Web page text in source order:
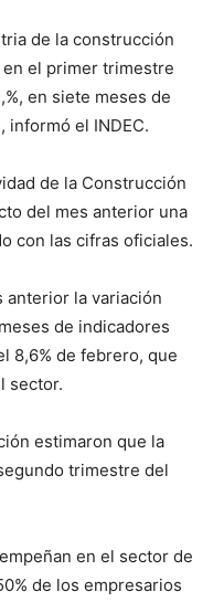
de la construcción
en el primer trimestre
en siete meses de
informó el INDEC.
de la Construcción
del mes anterior una
con las cifras oficiales.
anterior la variación
de indicadores
8,6% de febrero, que
sector.
estimaron que la
trimestre del
en el sector de
de los empresarios